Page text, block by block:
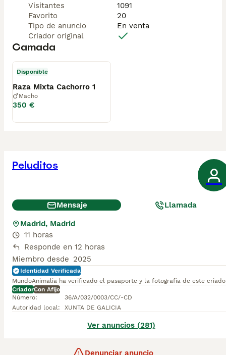
Visitantes
1091
Favorito
20
Tipo de anuncio
En venta
Criador original
Camada
Disponible
Raza Mixta Cachorro 1
Macho
350 €
Peluditos
Mensaje Llamada
Madrid, Madrid
11 horas
Responde en 12 horas
Miembro desde 2025
Identidad Verificada
MundoAnimalia ha verificado el pasaporte y la fotografía de este
CriadorCon Afijo
Número:
36/A/032/0003/CC/-CD
Autoridad local: XUNTA DE GALICIA
Ver anuncios (281)
Denunciar anuncio